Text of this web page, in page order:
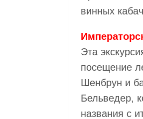
винных
Эта
посещение
Шенбрун и
Бельведер,
названия с